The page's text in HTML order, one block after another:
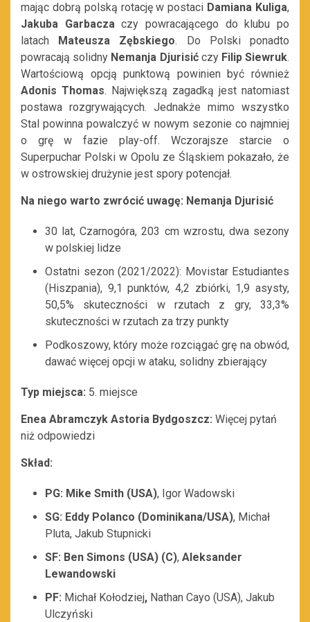
mając dobrą polską rotację w postaci Damiana Kuliga,
Jakuba Garbaczaczy powracającego do klubu po
latach
Mateusza Zębskiego. Do Polski ponadto
powracają solidny Nemanja Djurisićczy Filip Siewruk.
Wartościową opcją punktową powinien być również
Adonis Thomas. Największą zagadką jest natomiast
postawa rozgrywających. Jednakże mimo wszystko
Stal powinna powalczyć w nowym sezonie co najmniej
o grę w fazie play-off. Wczorajsze starcie o
Superpuchar Polski w Opolu ze Śląskiem pokazało, że
w ostrowskiej drużynie jest spory potencjał.
Na niego warto zwrócić uwagę: Nemanja Djurisić
30 lat, Czarnogóra, 203 cm wzrostu, dwa sezony
w polskiej lidze
Ostatni sezon (2021/2022): Movistar Estudiantes
(Hiszpania), 9,1 punktów, 4,2 zbiórki, 1,9 asysty,
50,5% skuteczności w rzutach z gry, 33,3%
skuteczności w rzutach za trzy punkty
Podkoszowy, który może rozciągać grę na obwód,
dawać więcej opcji w ataku, solidny zbierający
Typ miejsca: 5. miejsce
Enea Abramczyk Astoria Bydgoszcz: Więcej pytań
niż odpowiedzi
Skład:
PG: Mike Smith (USA), Igor Wadowski
SG: Eddy Polanco (Dominikana/USA), Michał
Pluta, Jakub Stupnicki
SF: Ben Simons (USA) (C), Aleksander
Lewandowski
PF: Michał Kołodziej, Nathan Cayo (USA), Jakub
Ulczyński